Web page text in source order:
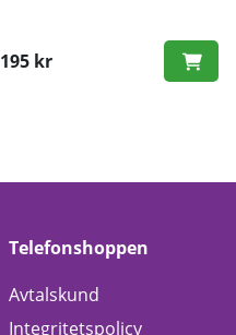
195 kr
Telefonshoppen
Avtalskund
Integritetspolicy